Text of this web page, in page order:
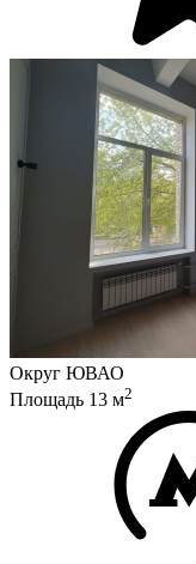
Округ ЮВАО
Площадь 13 м2